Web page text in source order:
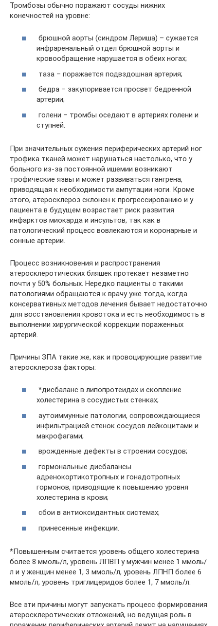
Тромбозы обычно поражают сосуды нижних
конечностей на уровне:
брюшной аорты (синдром Лериша) – сужается
инфраренальный отдел брюшной аорты и
кровообращение нарушается в обеих ногах;
таза – поражается подвздошная артерия;
бедра – закупоривается просвет бедренной
артерии;
голени – тромбы оседают в артериях голени и
ступней.
При значительных сужения периферических артерий ног
трофика тканей может нарушаться настолько, что у
больного из-за постоянной ишемии возникают
трофические язвы и может развиваться гангрена,
приводящая к необходимости ампутации ноги. Кроме
этого, атеросклероз склонен к прогрессированию и у
пациента в будущем возрастает риск развития
инфарктов миокарда и инсультов, так как в
патологический процесс вовлекаются и коронарные и
сонные артерии.
Процесс возникновения и распространения
атеросклеротических бляшек протекает незаметно
почти у 50% больных. Нередко пациенты с такими
патологиями обращаются к врачу уже тогда, когда
консервативных методов лечения бывает недостаточно
для восстановления кровотока и есть необходимость в
выполнении хирургической коррекции пораженных
артерий.
Причины ЗПА такие же, как и провоцирующие развитие
атеросклероза факторы:
*дисбаланс в липопротеидах и скопление
холестерина в сосудистых стенках;
аутоиммунные патологии, сопровождающиеся
инфильтрацией стенок сосудов лейкоцитами и
макрофагами;
врожденные дефекты в строении сосудов;
гормональные дисбалансы
адренокортикотропных и гонадотропных
гормонов, приводящие к повышению уровня
холестерина в крови;
сбои в антиоксидантных системах;
принесенные инфекции.
*Повышенным считается уровень общего холестерина
более 8 ммоль/л, уровень ЛПВП у мужчин менее 1 ммоль/
л и у женщин менее 1, 3 ммоль/л, уровень ЛПНП более 6
ммоль/л, уровень триглицеридов более 1, 7 ммоль/л.
Все эти причины могут запускать процесс формирования
атеросклеротических отложений, но ведущая роль в